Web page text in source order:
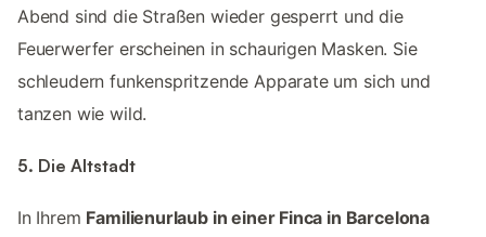
Abend sind die Straßen wieder gesperrt und die
Feuerwerfer erscheinen in schaurigen Masken. Sie
schleudern funkenspritzende Apparate um sich und
tanzen wie wild.
5. Die Altstadt
In Ihrem Familienurlaub in einer Finca in Barcelona